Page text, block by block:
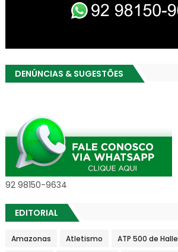
DENÚNCIAS & SUGESTÕES
92 98150-9634
EDITORIAL
Amazonas Atletismo ATP 500 de Halle